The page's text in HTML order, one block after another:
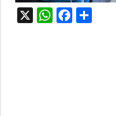
X WhatsApp